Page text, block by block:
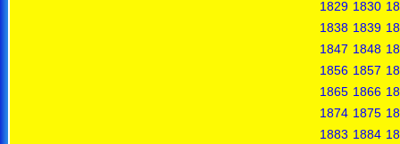
1829 1830
1838 1839
1847 1848
1856 1857
1865 1866
1874 1875
1883 1884